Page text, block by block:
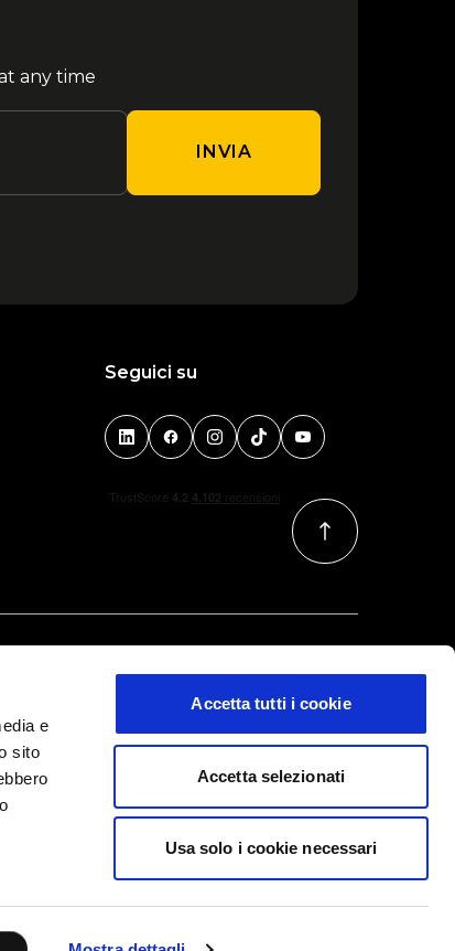
e
sito
Accetta tutti i cookie
Accetta selezionati
Usa solo i cookie necessari
any time
INVIA
Seguici su